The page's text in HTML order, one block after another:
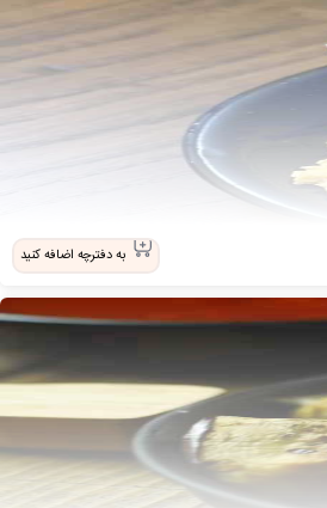
به دفترچه اضافه کنید